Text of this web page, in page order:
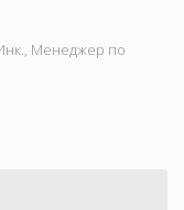
Менеджер по